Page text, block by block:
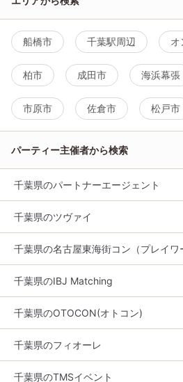
船橋市 千葉駅周辺 オ
柏市 成田市 海浜幕張
市原市 佐倉市 松戸市
パーティー主催者から検索
千葉県のパートナーエージェント
千葉県のツヴァイ
千葉県の名古屋東海街コン（プレイワ
千葉県のIBJ Matching
千葉県のOTOCON(オトコン)
千葉県のフィオーレ
千葉県のTMSイベント